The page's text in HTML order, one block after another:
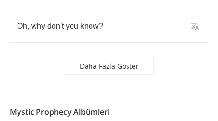
Oh, why don't you know?
Daha Fazla Göster
Mystic Prophecy Albümleri